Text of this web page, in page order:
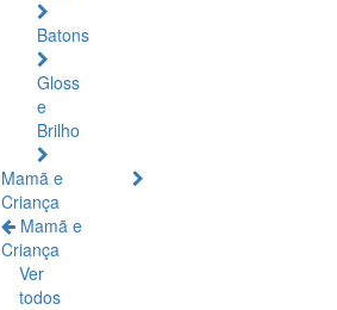
Batons
Gloss
e
Brilho
Mamã e
Criança
Mamã e
Criança
Ver
todos